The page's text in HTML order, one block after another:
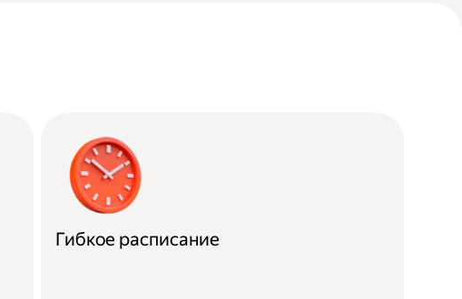
Гибкое расписание